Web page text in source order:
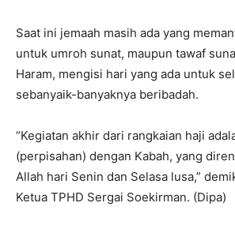
Saat ini jemaah masih ada yang
untuk umroh sunat, maupun tawaf
Haram, mengisi hari yang ada untuk
sebanyaik-banyaknya beribadah.
“Kegiatan akhir dari rangkaian haji
(perpisahan) dengan Kabah, yang
Allah hari Senin dan Selasa lusa,”
Ketua TPHD Sergai Soekirman. (Dipa)